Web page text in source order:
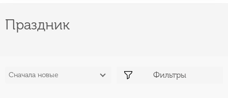
Праздник
Сначала новые Фильтры